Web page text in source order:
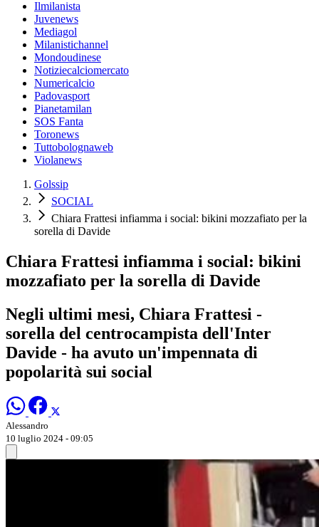
Ilmilanista
Juvenews
Mediagol
Milanistichannel
Mondoudinese
Notiziecalciomercato
Numericalcio
Padovasport
Pianetamilan
SOS Fanta
Toronews
Tuttobolognaweb
Violanews
Golssip
SOCIAL
Chiara Frattesi infiamma i social: bikini mozzafiato per la
sorella di Davide
Chiara Frattesi infiamma i social: bikini
mozzafiato per la sorella di Davide
Negli ultimi mesi, Chiara Frattesi -
sorella del centrocampista dell'Inter
Davide - ha avuto un'impennata di
popolarità sui social
Alessandro
10 luglio 2024 - 09:05